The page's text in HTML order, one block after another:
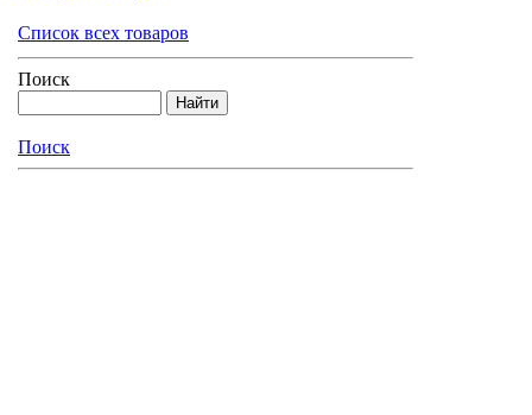
Список всех товаров
Поиск
Поиск